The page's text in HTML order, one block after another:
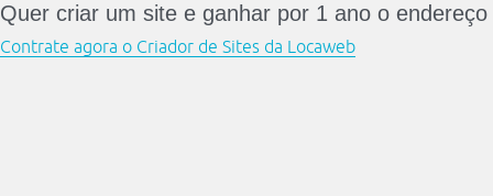
Quer criar um site e ganhar por 1 ano o
Contrate agora o Criador de Sites da Locaweb